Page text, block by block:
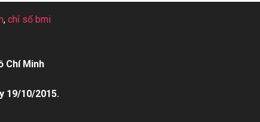
, chỉ số bmi
Chí Minh
19/10/2015.